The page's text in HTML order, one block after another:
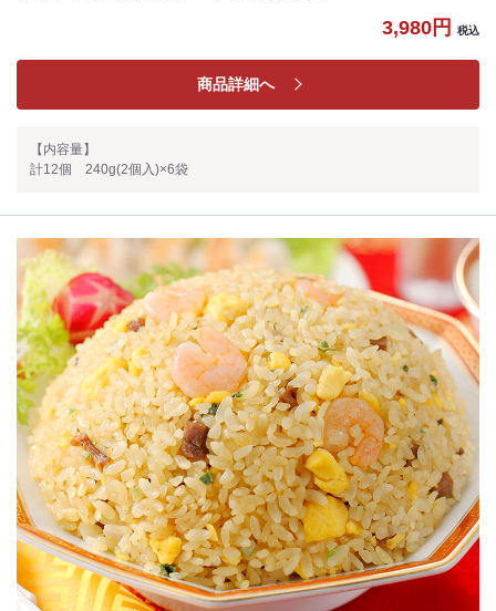
3,980円
税込
商品詳細へ
【内容量】
計12個 240g(2個入)×6袋